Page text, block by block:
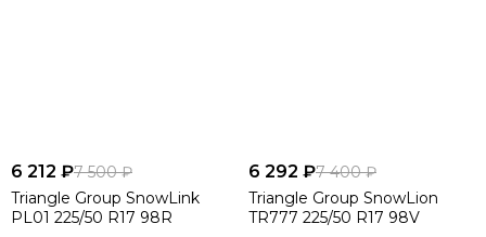
6 212 ₽7 500 ₽
Triangle Group SnowLink
PL01 225/50 R17 98R
6 292 ₽7 400 ₽
Triangle Group SnowLion
TR777 225/50 R17 98V